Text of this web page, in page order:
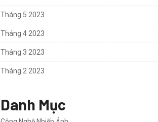
Tháng 5 2023
Tháng 4 2023
Tháng 3 2023
Tháng 2 2023
Danh Mục